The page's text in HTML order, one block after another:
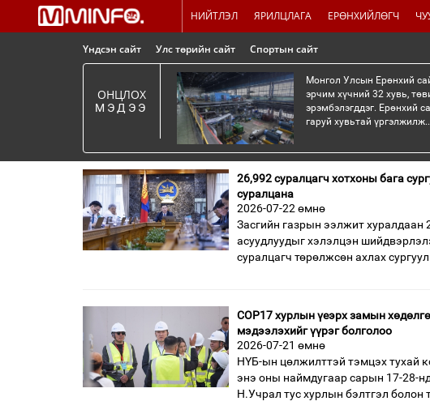
НИЙТЛЭЛ ЯРИЛЦЛАГА ЕРӨНХИЙЛӨГЧ
Үндсэн сайт Улс төрийн сайт Спортын сайт
ОНЦЛОХ
МЭДЭЭ
Монгол Улсын Ерөнхий
эрчим хүчний 32 хувь,
эрэмбэлэгддэг. Ерөнхий
гаруй хувьтай
26,992 суралцагч хотхоны бага
суралцана
2026-07-22 өмнө
Засгийн газрын ээлжит
асуудлуудыг хэлэлцэн
суралцагч төрөлжсөн ахлах
COP17 хурлын үеэрх замын
мэдээлэхийг үүрэг болголоо
2026-07-21 өмнө
НҮБ-ын цөлжилттэй тэмцэх тухай
энэ оны наймдугаар сарын 17-28-
Н.Учрал тус хурлын бэлтгэл болон